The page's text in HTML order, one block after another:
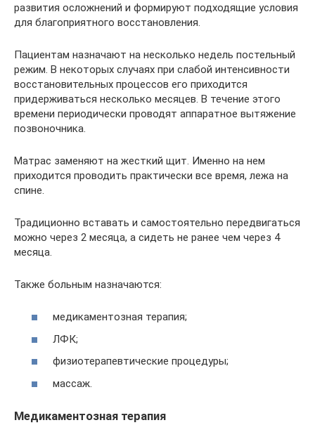
развития осложнений и формируют подходящие условия
для благоприятного восстановления.
Пациентам назначают на несколько недель постельный
режим. В некоторых случаях при слабой интенсивности
восстановительных процессов его приходится
придерживаться несколько месяцев. В течение этого
времени периодически проводят аппаратное вытяжение
позвоночника.
Матрас заменяют на жесткий щит. Именно на нем
приходится проводить практически все время, лежа на
спине.
Традиционно вставать и самостоятельно передвигаться
можно через 2 месяца, а сидеть не ранее чем через 4
месяца.
Также больным назначаются:
медикаментозная терапия;
ЛФК;
физиотерапевтические процедуры;
массаж.
Медикаментозная терапия